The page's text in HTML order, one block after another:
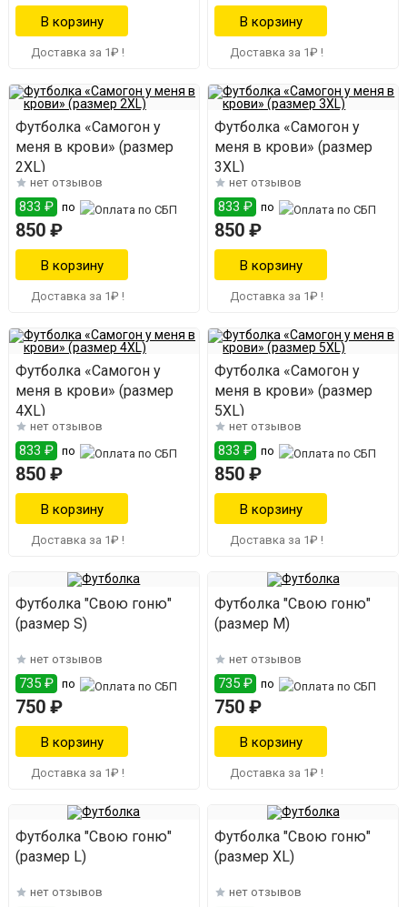
Доставка за 1₽ ! Доставка за 1₽ !
Футболка «Самогон у
меня в крови» (размер
2XL)
нет отзывов
833 ₽ по
850 ₽
Доставка за 1₽ !
Футболка «Самогон у
меня в крови» (размер
3XL)
нет отзывов
833 ₽ по
850 ₽
Доставка за 1₽ !
Футболка «Самогон у
меня в крови» (размер
4XL)
нет отзывов
833 ₽ по
850 ₽
Доставка за 1₽ !
Футболка «Самогон у
меня в крови» (размер
5XL)
нет отзывов
833 ₽ по
850 ₽
Доставка за 1₽ !
Футболка "Свою гоню"
(размер S)
нет отзывов
735 ₽ по
750 ₽
Доставка за 1₽ !
Футболка "Свою гоню"
(размер M)
нет отзывов
735 ₽ по
750 ₽
Доставка за 1₽ !
Футболка "Свою гоню"
(размер L)
нет отзывов
Футболка "Свою гоню"
(размер ХL)
нет отзывов